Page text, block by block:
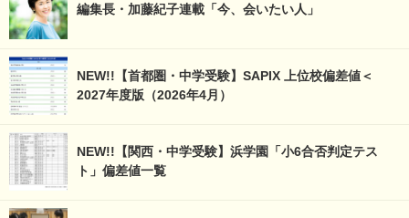
編集長・加藤紀子連載「今、会いたい人」
NEW!!【首都圏・中学受験】SAPIX 上位校偏差値＜
2027年度版（2026年4月）
NEW!!【関西・中学受験】浜学園「小6合否判定テス
ト」偏差値一覧